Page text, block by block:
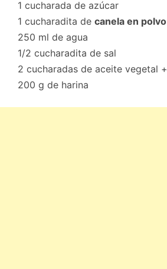
1 cucharada de azúcar
1 cucharadita de canela en polvo
250 ml de agua
1/2 cucharadita de sal
2 cucharadas de aceite vegetal +
200 g de harina